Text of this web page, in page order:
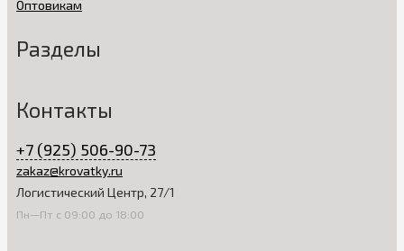
Оптовикам
Разделы
Контакты
+7 (925) 506-90-73
zakaz@krovatky.ru
Логистический Центр, 27/1
Пн—Пт с 09:00 до 18:00